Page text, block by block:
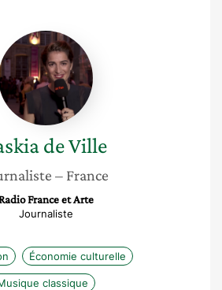
Saskia
de
Ville
de Ville
– France
France et Arte
Journaliste
Économie culturelle
classique